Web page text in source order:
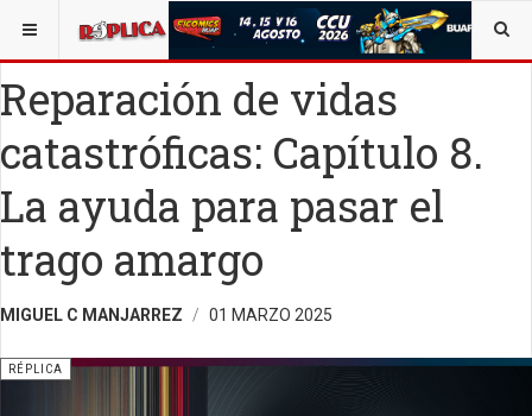
ESTÁ AQUÍ: VIDA Y SOCIEDAD OPINIÓN RÉPLICA
Reparación de vidas
catastróficas: Capítulo 8.
La ayuda para pasar el
trago amargo
MIGUEL C MANJARREZ 01 MARZO 2025
RÉPLICA